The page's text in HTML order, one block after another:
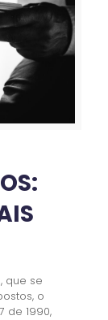
que se
o
de 1990,